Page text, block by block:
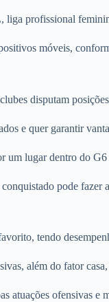
liga profissional
móveis,
disputam
e quer garantir
lugar dentro do
pode
tendo
além do fator
atuações ofensivas e